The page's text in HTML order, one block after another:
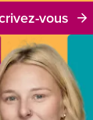
vous